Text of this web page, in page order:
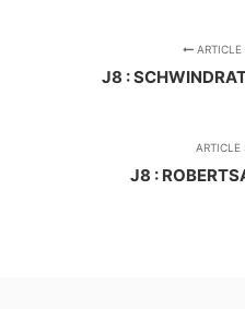
ARTICLE
J8 :
ARTICLE
J8 :